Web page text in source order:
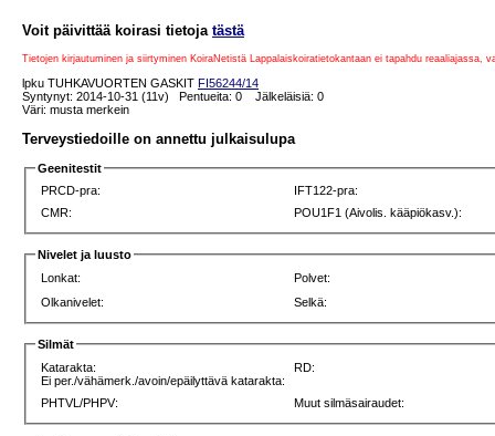
Voit päivittää koirasi tietoja tästä
Tietojen kirjautuminen ja siirtyminen KoiraNetistä Lappalaiskoiratietokantaan ei tapahdu
lpku TUHKAVUORTEN GASKIT FI56244/14
Syntynyt: 2014-10-31 (11v) Pentueita: 0 Jälkeläisiä: 0
Väri: musta merkein
Terveystiedoille on annettu julkaisulupa
Geenitestit
PRCD-pra:
IFT122-pra:
CMR:
POU1F1 (Aivolis. kääpiökasv.):
Nivelet ja luusto
Lonkat:
Polvet:
Olkanivelet:
Selkä:
Silmät
Katarakta:
Ei per./vähämerk./avoin/epäilyttävä katarakta:
RD:
PHTVL/PHPV: Muut silmäsairaudet: